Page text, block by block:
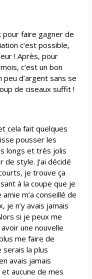
pour faire gagner de
c’est possible,
! Après, pour
c’est un bon
d’argent sans se
de ciseaux suffit !
cela fait quelques
pousser les
longs et très jolis
de style. J’ai décidé
je trouve ça
à la coupe que je
m’a conseillé de
je n’y avais jamais
si je peux me
une nouvelle
me faire de
serais la plus
avais jamais
aucune de mes